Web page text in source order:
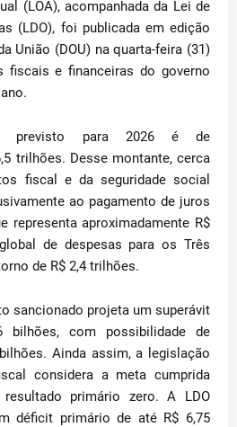
(LOA), acompanhada da Lei de
(LDO), foi publicada em edição
União (DOU) na quarta-feira (31)
fiscais e financeiras do governo
previsto para 2026 é de
trilhões. Desse montante, cerca
fiscal e da seguridade social
ao pagamento de juros
representa aproximadamente R$
de despesas para os Três
de R$ 2,4 trilhões.
sancionado projeta um superávit
bilhões, com possibilidade de
Ainda assim, a legislação
considera a meta cumprida
primário zero. A LDO
déficit primário de até R$ 6,75